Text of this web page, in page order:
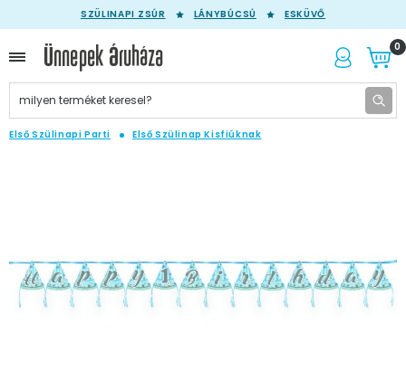
SZÜLINAPI ZSÚR LÁNYBÚCSÚ ESKÜVŐ
0
Első Szülinapi Parti Első Szülinap Kisfiúknak